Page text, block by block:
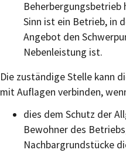
Sinn ist ein Betrieb, in
Angebot den
Nebenleistung ist.
Die zuständige Stelle kann
mit Auflagen verbinden,
dies dem Schutz der
Bewohner des
Nachbargrundstücke